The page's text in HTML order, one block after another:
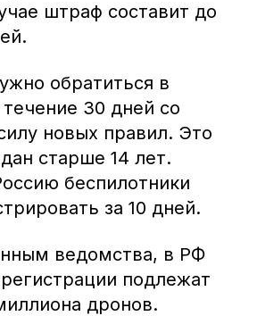
штраф составит до
обратиться в
30 дней со
новых правил. Это
старше 14 лет.
беспилотники
за 10 дней.
ведомства, в РФ
подлежат
дронов.